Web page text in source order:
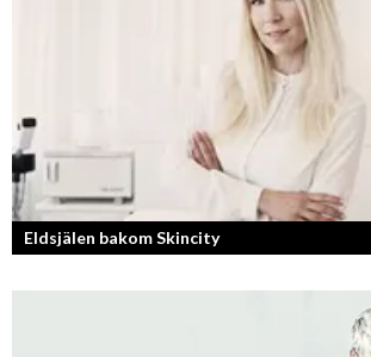
David Beckham i spetsen har nått stora
Eldsjälen bakom Skincity
Annica Forsgren Kjellman ligger bakom